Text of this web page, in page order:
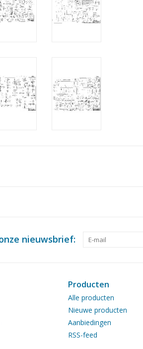
nieuwsbrief:
Producten
Alle producten
Nieuwe producten
Aanbiedingen
RSS-feed